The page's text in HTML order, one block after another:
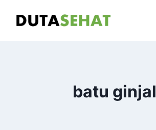
batu ginjal